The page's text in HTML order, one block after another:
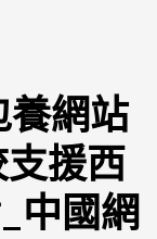
網站
援西
中國網